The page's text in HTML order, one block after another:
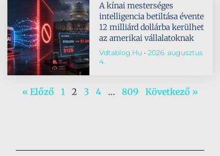
A kínai mesterséges
intelligencia betiltása évente
12 milliárd dollárba kerülhet
az amerikai vállalatoknak
Vdtablog.hu
2026. augusztus
4.
« Előző 1 2 3 4 … 809 Következő »